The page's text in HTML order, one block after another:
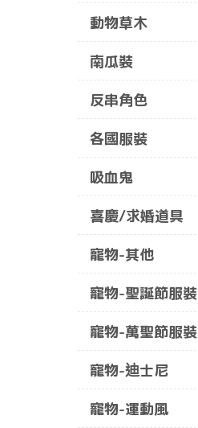
動物草木
南瓜裝
反串角色
各國服裝
吸血鬼
喜慶/求婚道具
寵物-其他
寵物-聖誕節服裝
寵物-萬聖節服裝
寵物-迪士尼
寵物-運動風